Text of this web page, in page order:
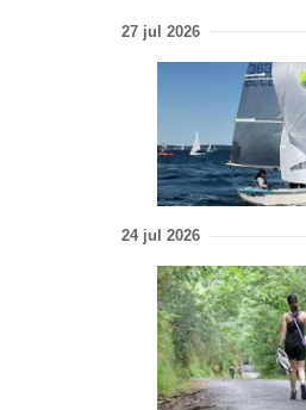
27 jul 2026
24 jul 2026